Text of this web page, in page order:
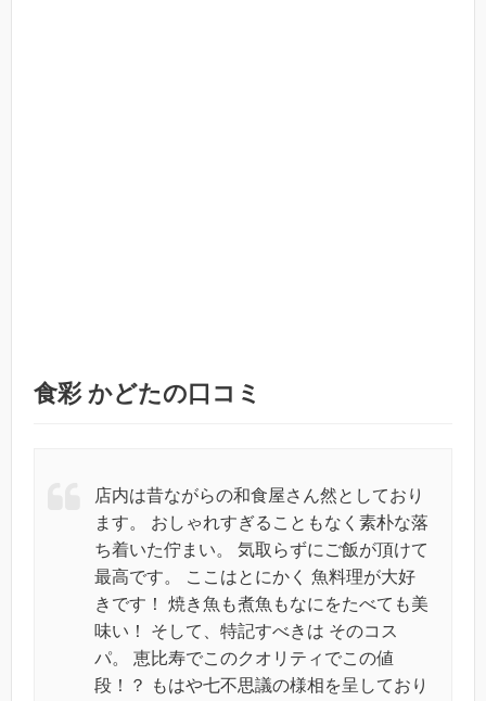
食彩 かどたの口コミ
店内は昔ながらの和食屋さん然としており
ます。 おしゃれすぎることもなく素朴な落
ち着いた佇まい。 気取らずにご飯が頂けて
最高です。 ここはとにかく 魚料理が大好
きです！ 焼き魚も煮魚もなにをたべても美
味い！ そして、特記すべきは そのコス
パ。 恵比寿でこのクオリティでこの値
段！？ もはや七不思議の様相を呈しており